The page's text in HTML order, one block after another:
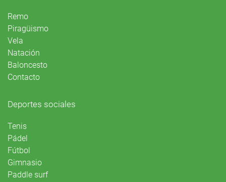
Remo
Piragüismo
Vela
Natación
Baloncesto
Contacto
Deportes sociales
Tenis
Pádel
Fútbol
Gimnasio
Paddle surf